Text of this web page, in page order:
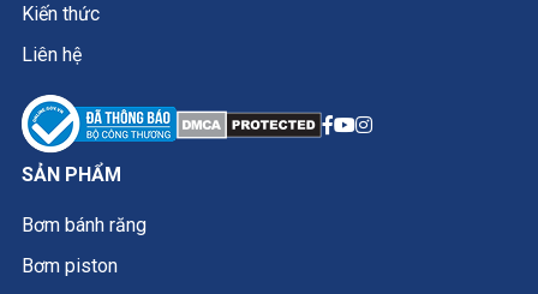
Kiến thức
Liên hệ
SẢN PHẨM
Bơm bánh răng
Bơm piston